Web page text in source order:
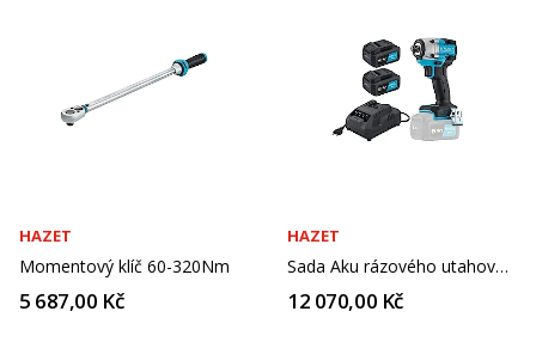
HAZET
Momentový klíč 60-320Nm
5 687,00 Kč
HAZET
Sada Aku rázového utahováku
12 070,00 Kč